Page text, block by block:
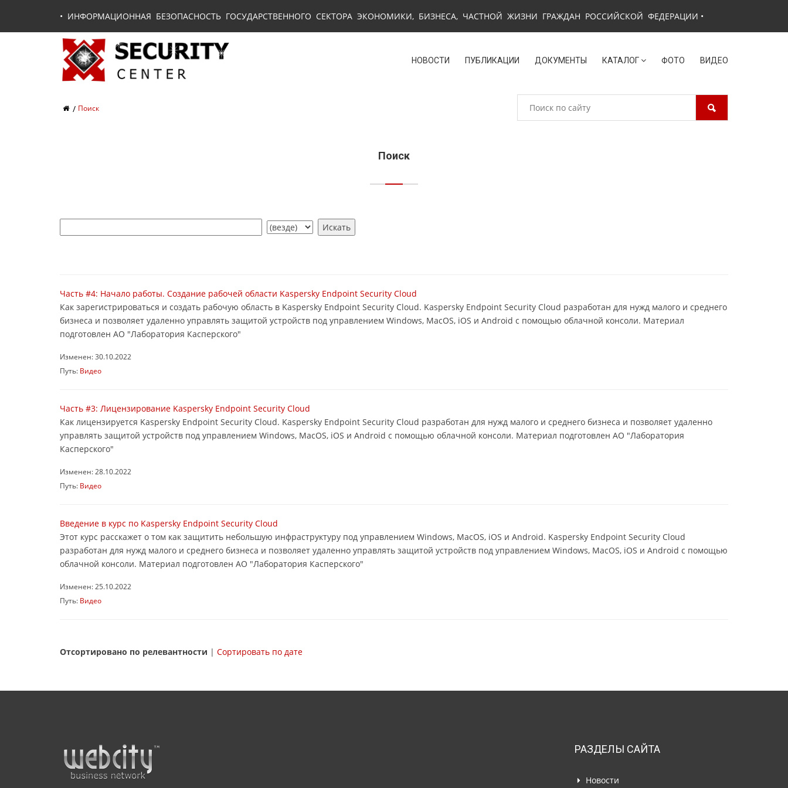
• ИНФОРМАЦИОННАЯ БЕЗОПАСНОСТЬ ГОСУДАРСТВЕННОГО СЕКТОРА ЭКОНОМИКИ, БИЗНЕСА, ЧАСТНОЙ ЖИЗНИ ГРАЖДАН РОССИЙСКОЙ ФЕДЕРАЦИИ •
НОВОСТИ ПУБЛИКАЦИИ ДОКУМЕНТЫ КАТАЛОГ ФОТО ВИДЕО
Поиск
Поиск
Часть #4: Начало работы. Создание рабочей области Kaspersky Endpoint Security Cloud
Как зарегистрироваться и создать рабочую область в Kaspersky Endpoint Security Cloud. Kaspersky Endpoint Security Cloud разработан для нужд малого и среднего
бизнеса и позволяет удаленно управлять защитой устройств под управлением Windows, MacOS, iOS и Android с помощью облачной консоли. Материал
подготовлен АО "Лаборатория Касперского"
Изменен: 30.10.2022
Путь: Видео
Часть #3: Лицензирование Kaspersky Endpoint Security Cloud
Как лицензируется Kaspersky Endpoint Security Cloud. Kaspersky Endpoint Security Cloud разработан для нужд малого и среднего бизнеса и позволяет удаленно
управлять защитой устройств под управлением Windows, MacOS, iOS и Android с помощью облачной консоли. Материал подготовлен АО "Лаборатория
Касперского"
Изменен: 28.10.2022
Путь: Видео
Введение в курс по Kaspersky Endpoint Security Cloud
Этот курс расскажет о том как защитить небольшую инфраструктуру под управлением Windows, MacOS, iOS и Android. Kaspersky Endpoint Security Cloud
разработан для нужд малого и среднего бизнеса и позволяет удаленно управлять защитой устройств под управлением Windows, MacOS, iOS и Android с помощью
облачной консоли. Материал подготовлен АО "Лаборатория Касперского"
Изменен: 25.10.2022
Путь: Видео
Отсортировано по релевантности | Сортировать по дате
РАЗДЕЛЫ САЙТА
Новости